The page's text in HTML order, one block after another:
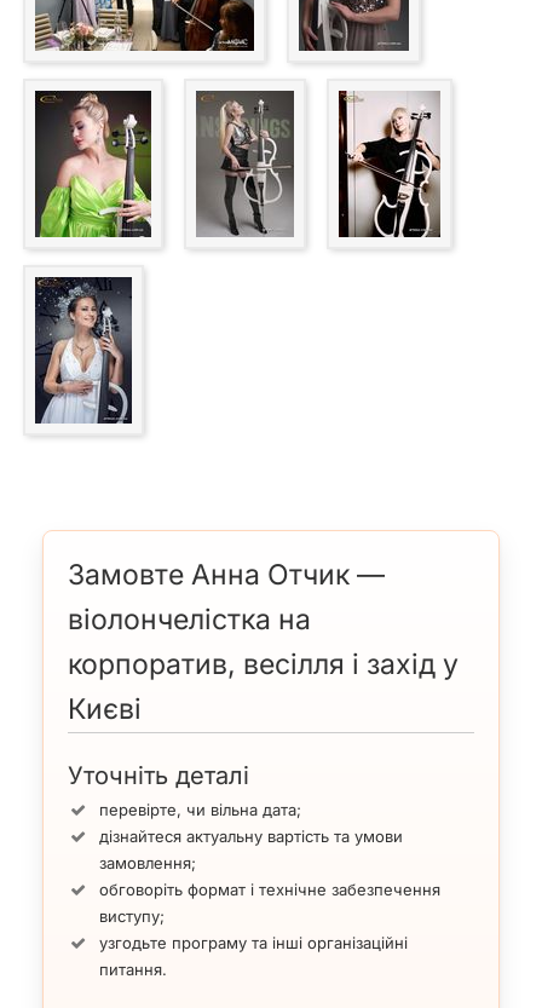
Замовте Анна Отчик —
віолончелістка на
корпоратив, весілля і захід у
Києві
Уточніть деталі
перевірте, чи вільна дата;
дізнайтеся актуальну вартість та умови
замовлення;
обговоріть формат і технічне забезпечення
виступу;
узгодьте програму та інші організаційні
питання.